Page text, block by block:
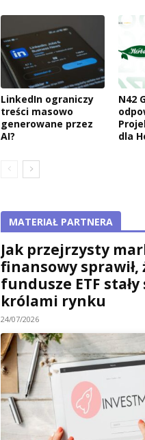
LinkedIn ograniczy
treści masowo
generowane przez
AI?
N42
dla
MATERIAŁ PARTNERA
Jak przejrzysty
finansowy sprawił,
fundusze ETF stały
królami rynku
24/07/2026